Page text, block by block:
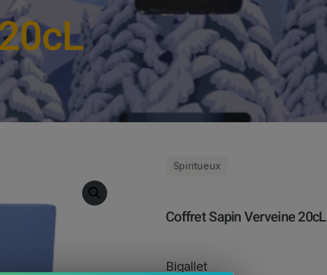
Spiritueux
Coffret Sapin Verveine 20cL
Bigallet